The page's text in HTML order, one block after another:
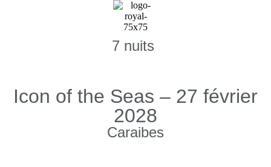
7 nuits
Icon of the Seas – 27 février
2028
Caraibes